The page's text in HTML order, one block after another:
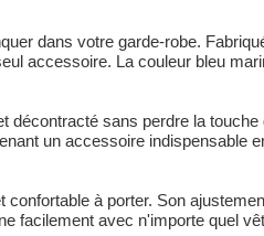
dans votre garde-robe.
accessoire. La couleur bleu
décontracté sans perdre la
un accessoire indispensable
à porter. Son
facilement avec n'importe quel